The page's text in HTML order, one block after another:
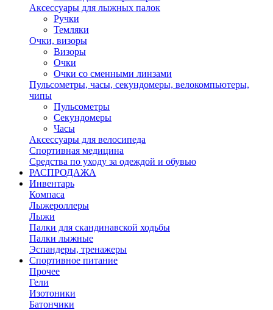
Аксессуары для лыжных палок
Ручки
Темляки
Очки, визоры
Визоры
Очки
Очки со сменными линзами
Пульсометры, часы, секундомеры, велокомпьютеры,
чипы
Пульсометры
Секундомеры
Часы
Аксессуары для велосипеда
Спортивная медицина
Средства по уходу за одеждой и обувью
РАСПРОДАЖА
Инвентарь
Компаса
Лыжероллеры
Лыжи
Палки для скандинавской ходьбы
Палки лыжные
Эспандеры, тренажеры
Спортивное питание
Прочее
Гели
Изотоники
Батончики